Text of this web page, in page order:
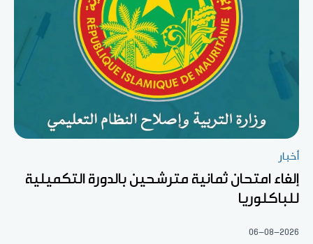
أخبار
إلغاء امتحان ثمانية مترشحين بالدورة التكميلية
للباكلوريا
06-08-2026